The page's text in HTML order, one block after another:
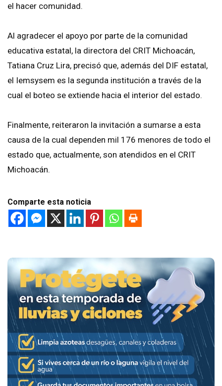
el hacer comunidad.
Al agradecer el apoyo por parte de la comunidad
educativa estatal, la directora del CRIT Michoacán,
Tatiana Cruz Lira, precisó que, además del DIF estatal,
el Iemsysem es la segunda institución a través de la
cual el boteo se extiende hacia el interior del estado.
Finalmente, reiteraron la invitación a sumarse a esta
causa de la cual dependen mil 176 menores de todo el
estado que, actualmente, son atendidos en el CRIT
Michoacán.
Comparte esta noticia